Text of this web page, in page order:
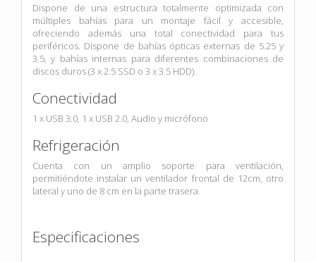
Dispone de una estructura totalmente optimizada con
múltiples bahías para un montaje fácil y accesible,
ofreciendo además una total conectividad para tus
periféricos. Dispone de bahías ópticas externas de 5.25 y
3.5, y bahías internas para diferentes combinaciones de
discos duros (3 x 2.5 SSD o 3 x 3.5 HDD).
Conectividad
1 x USB 3.0, 1 x USB 2.0, Audio y micrófono
Refrigeración
Cuenta con un amplio soporte para ventilación,
permitiéndote instalar un ventilador frontal de 12cm, otro
lateral y uno de 8 cm en la parte trasera.
Especificaciones